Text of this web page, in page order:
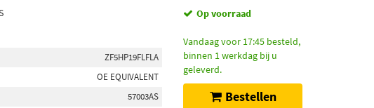
ZF5HP19FLFLA
OE EQUIVALENT
57003AS
Op voorraad
Vandaag voor 17:45 besteld,
binnen 1 werkdag bij u
geleverd.
Bestellen